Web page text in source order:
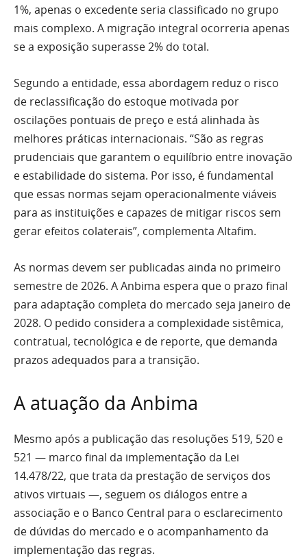
1%, apenas o excedente seria classificado no grupo
mais complexo. A migração integral ocorreria apenas
se a exposição superasse 2% do total.
Segundo a entidade, essa abordagem reduz o risco
de reclassificação do estoque motivada por
oscilações pontuais de preço e está alinhada às
melhores práticas internacionais. “São as regras
prudenciais que garantem o equilíbrio entre inovação
e estabilidade do sistema. Por isso, é fundamental
que essas normas sejam operacionalmente viáveis
para as instituições e capazes de mitigar riscos sem
gerar efeitos colaterais”, complementa Altafim.
As normas devem ser publicadas ainda no primeiro
semestre de 2026. A Anbima espera que o prazo final
para adaptação completa do mercado seja janeiro de
2028. O pedido considera a complexidade sistêmica,
contratual, tecnológica e de reporte, que demanda
prazos adequados para a transição.
A atuação da Anbima
Mesmo após a publicação das resoluções 519, 520 e
521 — marco final da implementação da Lei
14.478/22, que trata da prestação de serviços dos
ativos virtuais —, seguem os diálogos entre a
associação e o Banco Central para o esclarecimento
de dúvidas do mercado e o acompanhamento da
implementação das regras.